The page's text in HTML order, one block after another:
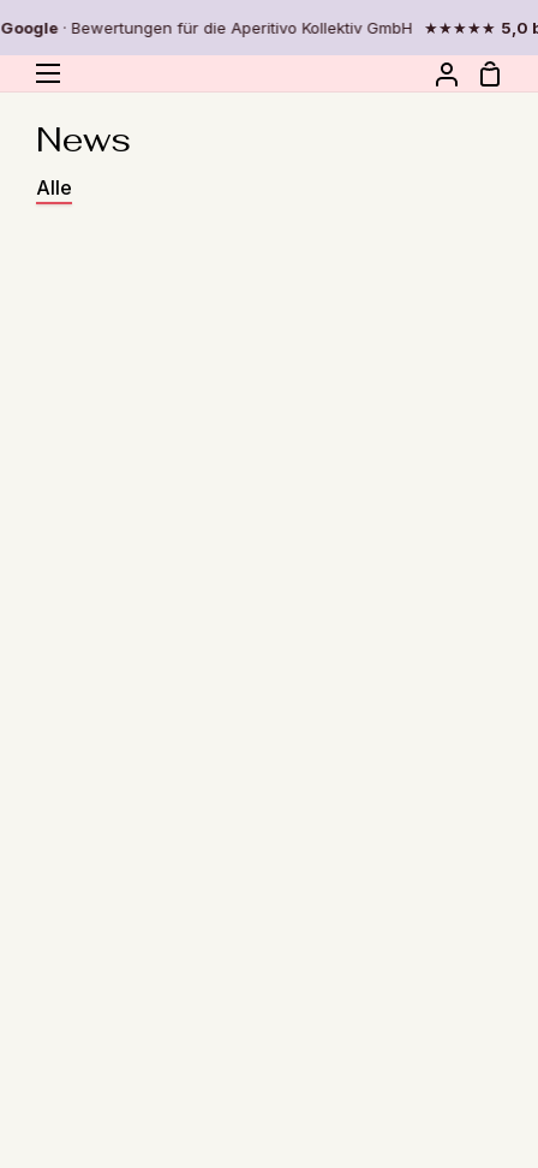
zum
Inhalt
· Bewertungen für die Aperitivo Kollektiv GmbH ★★★★★5,0
Mein
News
Alle